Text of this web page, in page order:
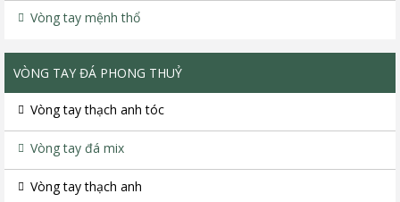
Vòng tay mệnh thổ
VÒNG TAY ĐÁ PHONG THUỶ
Vòng tay thạch anh tóc
Vòng tay đá mix
Vòng tay thạch anh